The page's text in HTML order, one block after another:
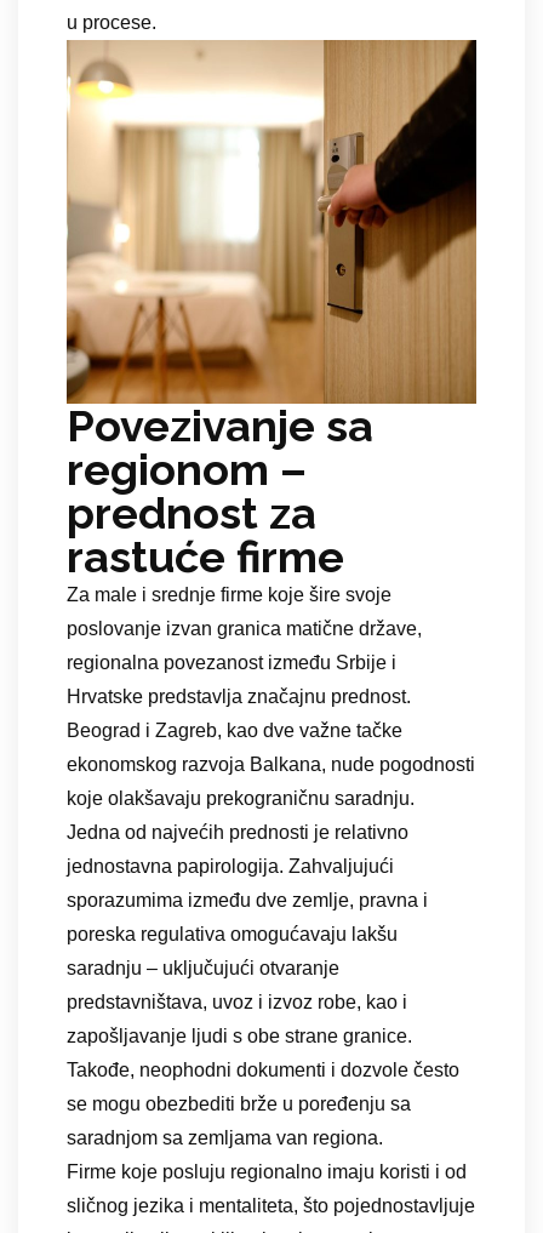
u procese.
Povezivanje sa
regionom –
prednost za
rastuće firme
Za male i srednje firme koje šire svoje
poslovanje izvan granica matične države,
regionalna povezanost između Srbije i
Hrvatske predstavlja značajnu prednost.
Beograd i Zagreb, kao dve važne tačke
ekonomskog razvoja Balkana, nude pogodnosti
koje olakšavaju prekograničnu saradnju.
Jedna od najvećih prednosti je relativno
jednostavna papirologija. Zahvaljujući
sporazumima između dve zemlje, pravna i
poreska regulativa omogućavaju lakšu
saradnju – uključujući otvaranje
predstavništava, uvoz i izvoz robe, kao i
zapošljavanje ljudi s obe strane granice.
Takođe, neophodni dokumenti i dozvole često
se mogu obezbediti brže u poređenju sa
saradnjom sa zemljama van regiona.
Firme koje posluju regionalno imaju koristi i od
sličnog jezika i mentaliteta, što pojednostavljuje